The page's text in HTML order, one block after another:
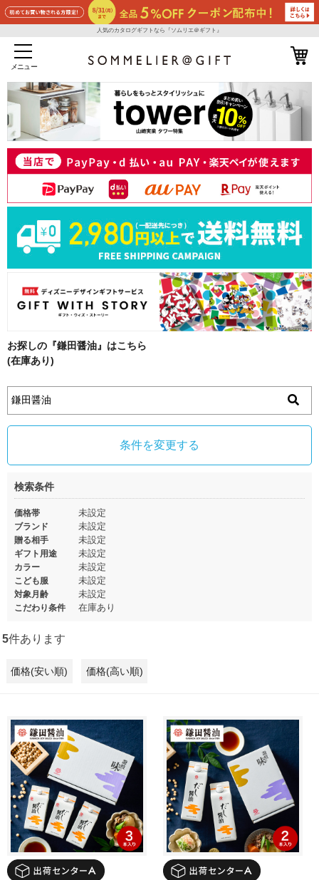
人気のカタログギフトなら『ソムリエ＠ギフト』
メニュー
お探しの『鎌田醤油』はこちら
(在庫あり)
条件を変更する
検索条件
価格帯 未設定
ブランド 未設定
贈る相手 未設定
ギフト用途 未設定
カラー 未設定
こども服 未設定
対象月齢 未設定
こだわり条件 在庫あり
5件あります
価格(安い順) 価格(高い順)